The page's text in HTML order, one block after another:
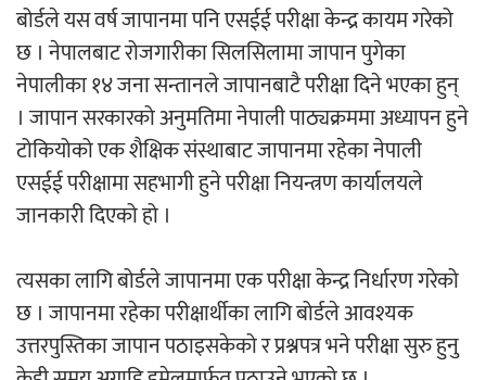
बोर्डले यस वर्ष जापानमा पनि एसईई परीक्षा केन्द्र कायम गरेको
छ । नेपालबाट रोजगारीका सिलसिलामा जापान पुगेका
नेपालीका १४ जना सन्तानले जापानबाटै परीक्षा दिने भएका हुन्
। जापान सरकारको अनुमतिमा नेपाली पाठ्यक्रममा अध्यापन हुने
टोकियोको एक शैक्षिक संस्थाबाट जापानमा रहेका नेपाली
एसईई परीक्षामा सहभागी हुने परीक्षा नियन्त्रण कार्यालयले
जानकारी दिएको हो ।
त्यसका लागि बोर्डले जापानमा एक परीक्षा केन्द्र निर्धारण गरेको
छ । जापानमा रहेका परीक्षार्थीका लागि बोर्डले आवश्यक
उत्तरपुस्तिका जापान पठाइसकेको र प्रश्नपत्र भने परीक्षा सुरु हुनु